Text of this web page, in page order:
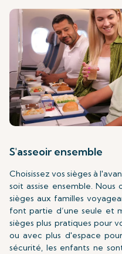
S'asseoir ensemble
Choisissez vos sièges à
soit assise ensemble.
sièges aux familles
font partie d’une seule et
sièges plus pratiques pour
ou avec plus d'espace
sécurité, les enfants ne